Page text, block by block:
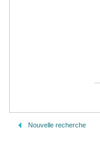
Nouvelle recherche